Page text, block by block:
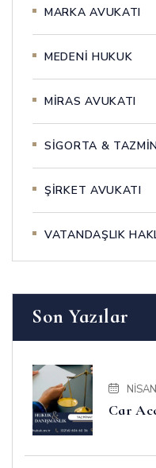
MARKA AVUKATI
MEDENİ HUKUK
MİRAS AVUKATI
SİGORTA &
ŞİRKET AVUKATI
VATANDAŞLIK
Son Yazılar
Car